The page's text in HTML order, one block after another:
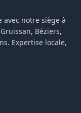
notre siège à
Béziers,
Expertise locale,